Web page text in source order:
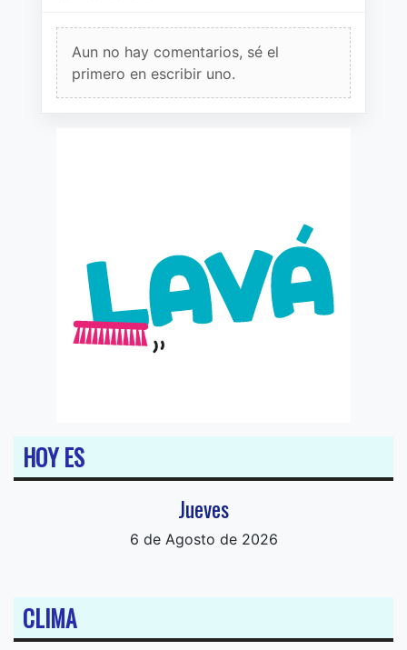
Aun no hay comentarios, sé el
primero en escribir uno.
HOY ES
Jueves
6 de Agosto de 2026
CLIMA